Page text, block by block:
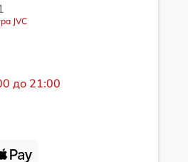
JVC
до 21:00